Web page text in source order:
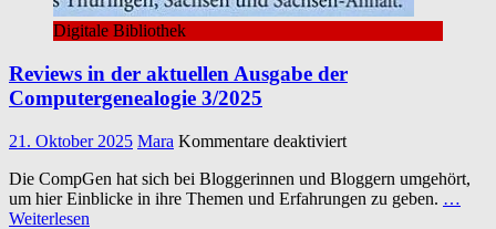
Digitale Bibliothek
Reviews in der aktuellen Ausgabe der
Computergenealogie 3/2025
21. Oktober 2025 Mara Kommentare deaktiviertfür
in
der
Die CompGen hat sich bei Bloggerinnen und Bloggern umgehört,
um hier Einblicke in ihre Themen und Erfahrungen zu geben. …
Weiterlesen